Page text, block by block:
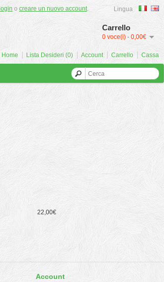
Lingua
Carrello
0 voce(i) - 0,00€
login o creare un nuovo account.
Home Lista Desideri (0) Account Carrello Cassa
22,00€
Account